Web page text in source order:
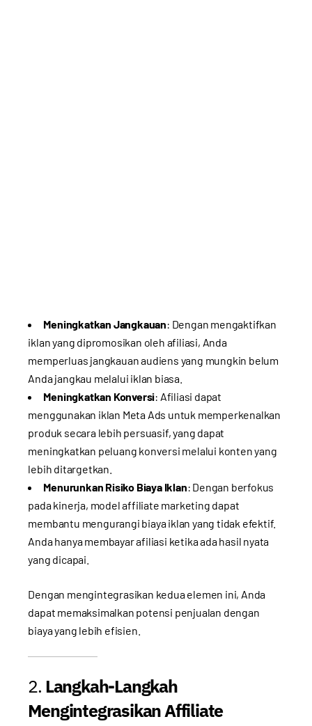
Meningkatkan Jangkauan: Dengan mengaktifkan
iklan yang dipromosikan oleh afiliasi, Anda
memperluas jangkauan audiens yang mungkin belum
Anda jangkau melalui iklan biasa.
Meningkatkan Konversi: Afiliasi dapat
menggunakan iklan Meta Ads untuk memperkenalkan
produk secara lebih persuasif, yang dapat
meningkatkan peluang konversi melalui konten yang
lebih ditargetkan.
Menurunkan Risiko Biaya Iklan: Dengan berfokus
pada kinerja, model affiliate marketing dapat
membantu mengurangi biaya iklan yang tidak efektif.
Anda hanya membayar afiliasi ketika ada hasil nyata
yang dicapai.
Dengan mengintegrasikan kedua elemen ini, Anda
dapat memaksimalkan potensi penjualan dengan
biaya yang lebih efisien.
2. Langkah-Langkah
Mengintegrasikan Affiliate